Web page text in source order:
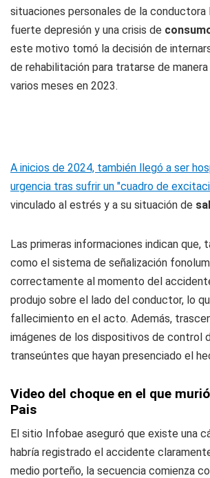
situaciones personales de la conductora
fuerte depresión y una crisis de
este motivo tomó la decisión de
de rehabilitación para tratarse de
varios meses en 2023.
A inicios de 2024, también llegó a ser
urgencia tras sufrir un "cuadro de
vinculado al estrés y a su situación de
Las primeras informaciones indican que,
como el sistema de señalización
correctamente al momento del
produjo sobre el lado del conductor, lo
fallecimiento en el acto. Además,
imágenes de los dispositivos de control
transeúntes que hayan presenciado el
Video del choque en el que
Pais
El sitio Infobae aseguró que existe una
habría registrado el accidente
medio porteño, la secuencia comienza